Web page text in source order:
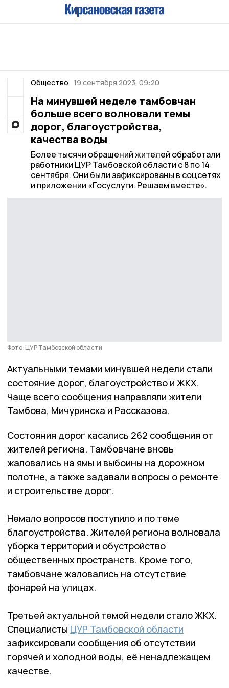
Общество 19 сентября 2023, 09:20
На минувшей неделе тамбовчан
больше всего волновали темы
дорог, благоустройства,
качества воды
Более тысячи обращений жителей обработали
работники ЦУР Тамбовской области с 8 по 14
сентября. Они были зафиксированы в соцсетях
и приложении «Госуслуги. Решаем вместе».
Фото: ЦУР Тамбовской области
Актуальными темами минувшей недели стали
состояние дорог, благоустройство и ЖКХ.
Чаще всего сообщения направляли жители
Тамбова, Мичуринска и Рассказова.
Состояния дорог касались 262 сообщения от
жителей региона. Тамбовчане вновь
жаловались на ямы и выбоины на дорожном
полотне, а также задавали вопросы о ремонте
и строительстве дорог.
Немало вопросов поступило и по теме
благоустройства. Жителей региона волновала
уборка территорий и обустройство
общественных пространств. Кроме того,
тамбовчане жаловались на отсутствие
фонарей на улицах.
Третьей актуальной темой недели стало ЖКХ.
Специалисты ЦУР Тамбовской области
зафиксировали сообщения об отсутствии
горячей и холодной воды, её ненадлежащем
качестве.